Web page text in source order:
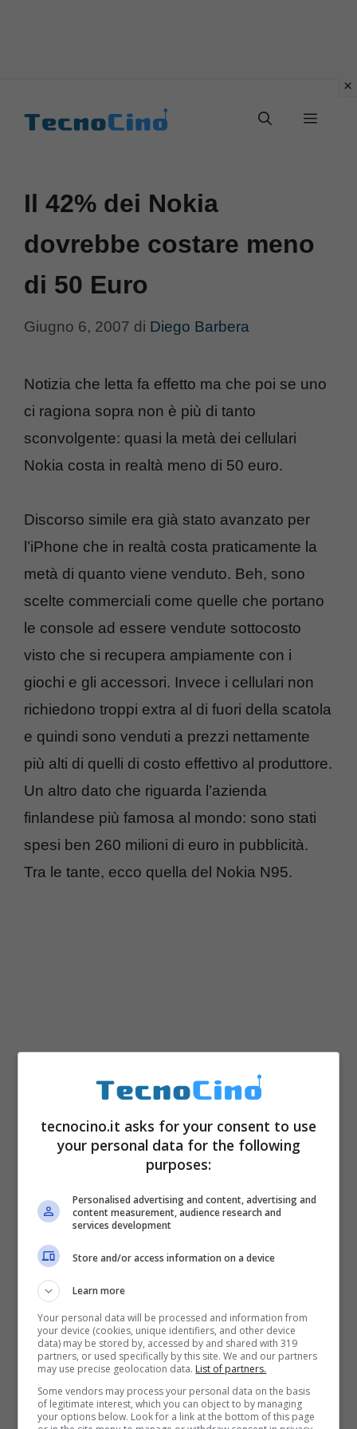
Menu
Il 42% dei Nokia
dovrebbe costare meno
di 50 Euro
Giugno 6, 2007 di Diego Barbera
Notizia che letta fa effetto ma che poi se uno
ci ragiona sopra non è più di tanto
sconvolgente: quasi la metà dei cellulari
Nokia costa in realtà meno di 50 euro.
Discorso simile era già stato avanzato per
l’iPhone che in realtà costa praticamente la
metà di quanto viene venduto. Beh, sono
scelte commerciali come quelle che portano
le console ad essere vendute sottocosto
visto che si recupera ampiamente con i
giochi e gli accessori. Invece i cellulari non
richiedono troppi extra al di fuori della scatola
e quindi sono venduti a prezzi nettamente
più alti di quelli di costo effettivo al produttore.
Un altro dato che riguarda l’azienda
finlandese più famosa al mondo: sono stati
spesi ben 260 milioni di euro in pubblicità.
Tra le tante, ecco quella del Nokia N95.
tecnocino.it asks for your consent to use
your personal data for the following
purposes:
Personalised advertising and content, advertising and
content measurement, audience research and
services development
Store and/or access information on a device
Learn more
Your personal data will be processed and information from
your device (cookies, unique identifiers, and other device
data) may be stored by, accessed by and shared with 319
partners, or used specifically by this site. We and our partners
may use precise geolocation data. List of partners.
Some vendors may process your personal data on the basis
of legitimate interest, which you can object to by managing
your options below. Look for a link at the bottom of this page